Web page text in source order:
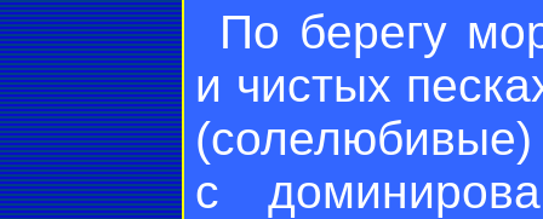
По берегу
и чистых
(солелюбивые)
с